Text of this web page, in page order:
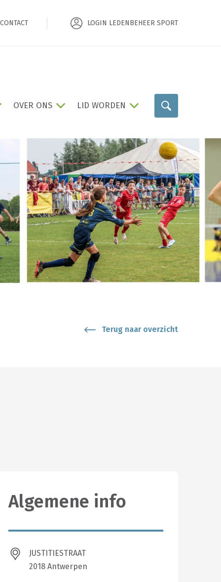
CONTACT LOGIN LEDENBEHEER SPORT
OVER ONS LID WORDEN
Terug naar overzicht
Algemene info
JUSTITIESTRAAT
2018 Antwerpen